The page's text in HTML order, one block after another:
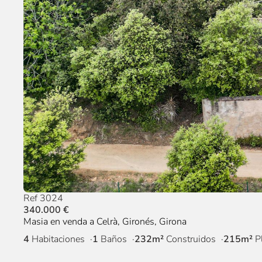
Ref 3024
340.000 €
Masia en venda a Celrà, Gironés, Girona
4 Habitaciones 1 Baños 232m² Construidos 215m²